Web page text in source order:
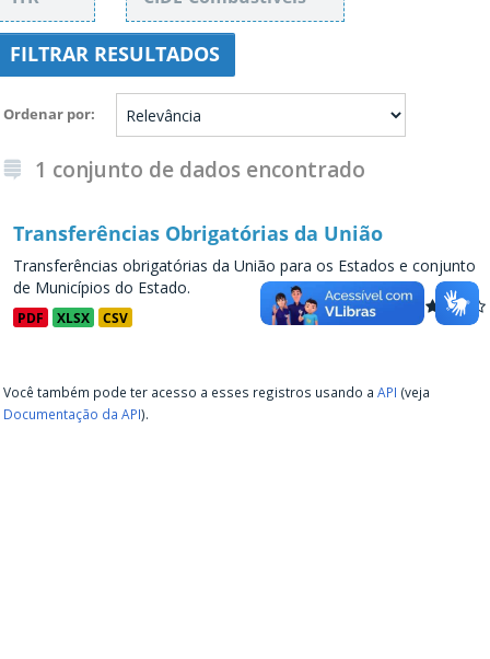
FILTRAR RESULTADOS
Ordenar por
1 conjunto de dados encontrado
Transferências Obrigatórias da União
Transferências obrigatórias da União para os Estados e conjunto
de Municípios do Estado.
PDF XLSX CSV
Você também pode ter acesso a esses registros usando a API (veja
Documentação da API).